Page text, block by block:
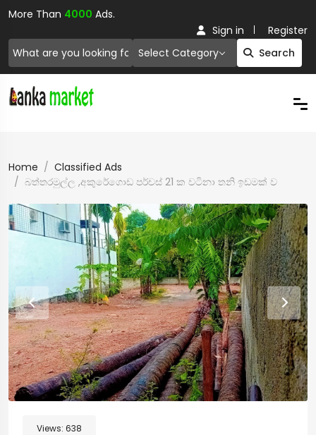
More Than 4000 Ads.
Select Category Search
Sign in Register
Home
Classified Ads
බත්තරමුල්ල ,අකුරේගොඩ පර්චස් 21 ක වටිනා තනි ඉඩමක් ව
Views: 638